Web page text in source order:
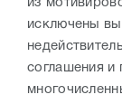
из
исключены
соглашения и